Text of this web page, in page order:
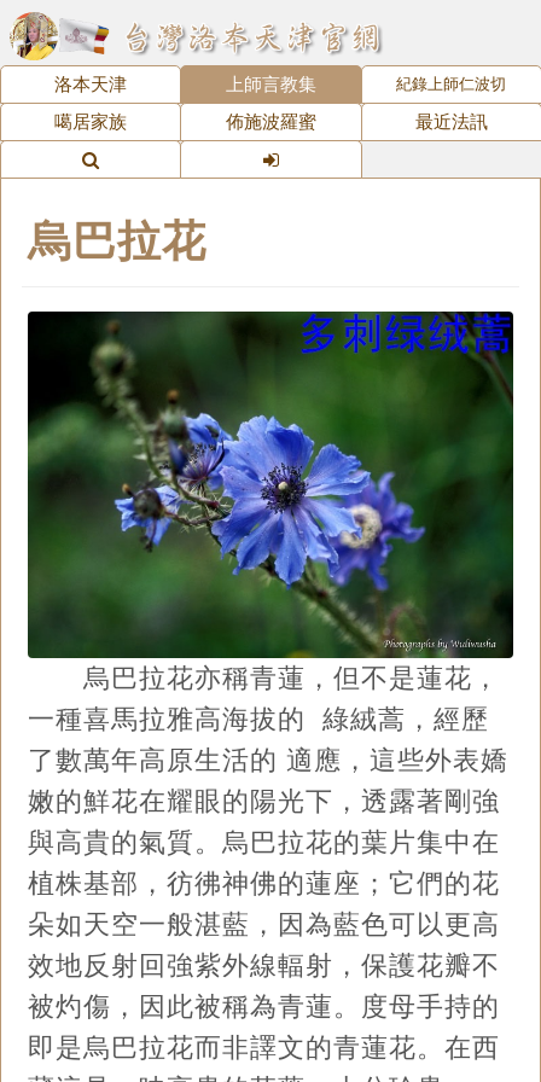
洛本天津 上師言教集 紀錄上師仁波切
噶居家族 佈施波羅蜜 最近法訊
烏巴拉花
烏巴拉花亦稱青蓮，但不是蓮花，
一種喜馬拉雅高海拔的 綠絨蒿，經歷
了數萬年高原生活的 適應，這些外表嬌
嫩的鮮花在耀眼的陽光下，透露著剛強
與高貴的氣質。烏巴拉花的葉片集中在
植株基部，彷彿神佛的蓮座；它們的花
朵如天空一般湛藍，因為藍色可以更高
效地反射回強紫外線輻射，保護花瓣不
被灼傷，因此被稱為青蓮。度母手持的
即是烏巴拉花而非譯文的青蓮花。在西